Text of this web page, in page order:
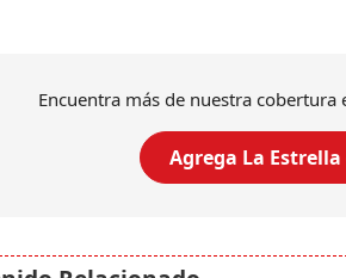
Encuentra más de nuestra
Agrega La